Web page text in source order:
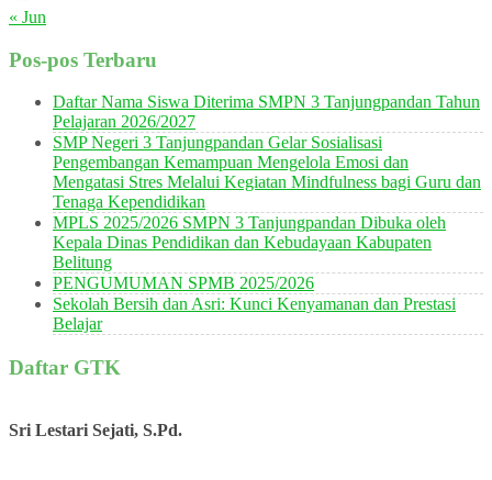
« Jun
Pos-pos Terbaru
Daftar Nama Siswa Diterima SMPN 3 Tanjungpandan Tahun
Pelajaran 2026/2027
SMP Negeri 3 Tanjungpandan Gelar Sosialisasi
Pengembangan Kemampuan Mengelola Emosi dan
Mengatasi Stres Melalui Kegiatan Mindfulness bagi Guru dan
Tenaga Kependidikan
MPLS 2025/2026 SMPN 3 Tanjungpandan Dibuka oleh
Kepala Dinas Pendidikan dan Kebudayaan Kabupaten
Belitung
PENGUMUMAN SPMB 2025/2026
Sekolah Bersih dan Asri: Kunci Kenyamanan dan Prestasi
Belajar
Daftar GTK
Sri Lestari Sejati, S.Pd.